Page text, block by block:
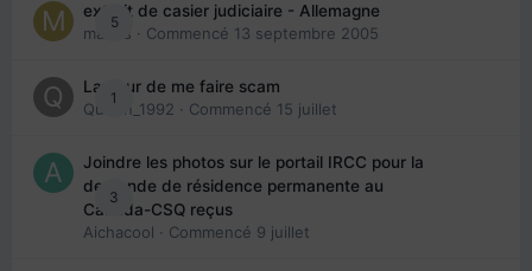
5
extrait de casier judiciaire - Allemagne
maries · Commencé 13 septembre 2005
1
La peur de me faire scam
Queen_1992 · Commencé 15 juillet
3
Joindre les photos sur le portail IRCC pour la
demande de résidence permanente au
Canada-CSQ reçus
Aichacool · Commencé 9 juillet